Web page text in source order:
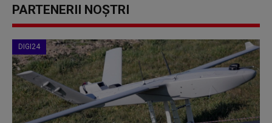
PARTENERII NOȘTRI
DIGI24